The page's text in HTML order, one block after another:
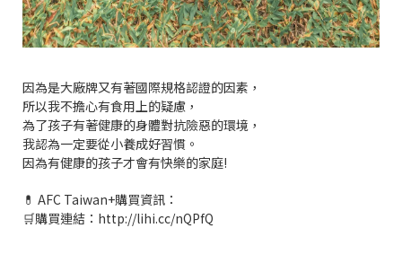
因為是大廠牌又有著國際規格認證的因素，
所以我不擔心有食用上的疑慮，
為了孩子有著健康的身體對抗險惡的環境，
我認為一定要從小養成好習慣。
因為有健康的孩子才會有快樂的家庭!
💊 AFC Taiwan+購買資訊：
🛒購買連結：http://lihi.cc/nQPfQ